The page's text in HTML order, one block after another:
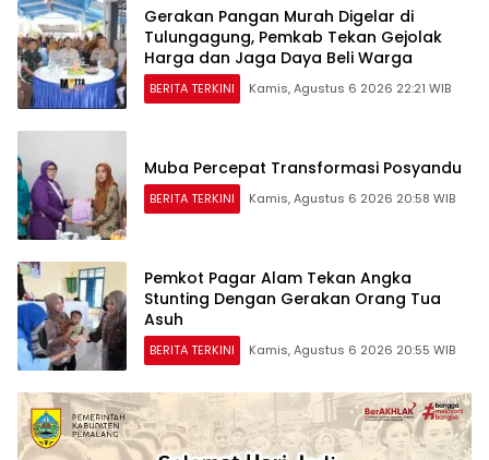
Gerakan Pangan Murah Digelar di
Tulungagung, Pemkab Tekan Gejolak
Harga dan Jaga Daya Beli Warga
BERITA TERKINI Kamis, Agustus 6 2026 22:21 WIB
Muba Percepat Transformasi Posyandu
BERITA TERKINI Kamis, Agustus 6 2026 20:58 WIB
Pemkot Pagar Alam Tekan Angka
Stunting Dengan Gerakan Orang Tua
Asuh
BERITA TERKINI Kamis, Agustus 6 2026 20:55 WIB